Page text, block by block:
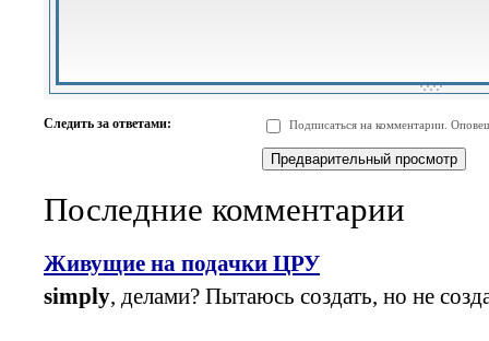
-
-
-
-
-
-
-
Следить за ответами: Подписаться на комментарии.
Последние комментарии
Живущие на подачки ЦРУ
simply, делами? Пытаюсь создать, но не